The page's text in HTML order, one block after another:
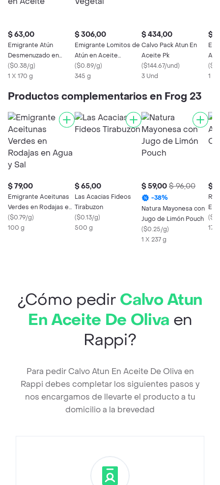
$ 63,00
Emigrante Atún
Desmenuzado en
Aceite
($0.38/g)
1 X 170 g
$ 306,00
Emigrante Lomitos de
Atún en Aceite
Vegetal
($0.89/g)
345 g
$ 434,00
Calvo Pack Atun En
Aceite Pk
($144.67/und)
3 Und
$
(
1 X
Productos complementarios en Frog 23
$ 79,00
Emigrante Aceitunas
Verdes en Rodajas en
Agua y Sal
($0.79/g)
100 g
$ 65,00
Las Acacias Fideos
Tirabuzon
($0.13/g)
500 g
$ 59,00 $ 96,00
-38%
Natura Mayonesa con
Jugo de Limón Pouch
($0.25/g)
1 X 237 g
$
Rio
En
(
170
¿Cómo pedir Calvo Atun
En Aceite De Oliva en
Rappi?
Para pedir Calvo Atun En Aceite De Oliva en
Rappi debes completar los siguientes pasos y
nos encargamos de llevarte el producto a tu
domicilio a la brevedad